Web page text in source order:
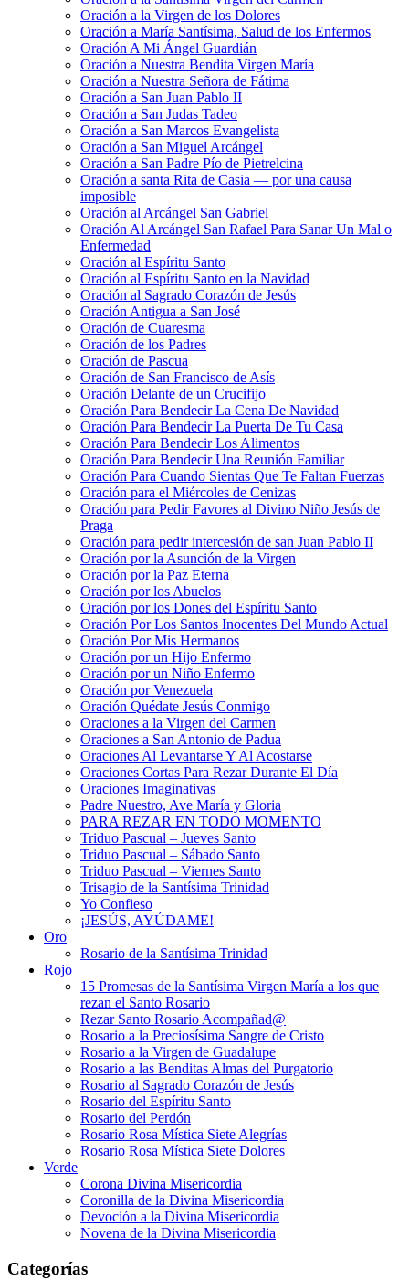
Oración a la Virgen de los Dolores
Oración a María Santísima, Salud de los Enfermos
Oración A Mi Ángel Guardián
Oración a Nuestra Bendita Virgen María
Oración a Nuestra Señora de Fátima
Oración a San Juan Pablo II
Oración a San Judas Tadeo
Oración a San Marcos Evangelista
Oración a San Miguel Arcángel
Oración a San Padre Pío de Pietrelcina
Oración a santa Rita de Casia — por una causa
imposible
Oración al Arcángel San Gabriel
Oración Al Arcángel San Rafael Para Sanar Un Mal o
Enfermedad
Oración al Espíritu Santo
Oración al Espíritu Santo en la Navidad
Oración al Sagrado Corazón de Jesús
Oración Antigua a San José
Oración de Cuaresma
Oración de los Padres
Oración de Pascua
Oración de San Francisco de Asís
Oración Delante de un Crucifijo
Oración Para Bendecir La Cena De Navidad
Oración Para Bendecir La Puerta De Tu Casa
Oración Para Bendecir Los Alimentos
Oración Para Bendecir Una Reunión Familiar
Oración Para Cuando Sientas Que Te Faltan Fuerzas
Oración para el Miércoles de Cenizas
Oración para Pedir Favores al Divino Niño Jesús de
Praga
Oración para pedir intercesión de san Juan Pablo II
Oración por la Asunción de la Virgen
Oración por la Paz Eterna
Oración por los Abuelos
Oración por los Dones del Espíritu Santo
Oración Por Los Santos Inocentes Del Mundo Actual
Oración Por Mis Hermanos
Oración por un Hijo Enfermo
Oración por un Niño Enfermo
Oración por Venezuela
Oración Quédate Jesús Conmigo
Oraciones a la Virgen del Carmen
Oraciones a San Antonio de Padua
Oraciones Al Levantarse Y Al Acostarse
Oraciones Cortas Para Rezar Durante El Día
Oraciones Imaginativas
Padre Nuestro, Ave María y Gloria
PARA REZAR EN TODO MOMENTO
Triduo Pascual – Jueves Santo
Triduo Pascual – Sábado Santo
Triduo Pascual – Viernes Santo
Trisagio de la Santísima Trinidad
Yo Confieso
¡JESÚS, AYÚDAME!
Oro
Rosario de la Santísima Trinidad
Rojo
15 Promesas de la Santísima Virgen María a los que
rezan el Santo Rosario
Rezar Santo Rosario Acompañad@
Rosario a la Preciosísima Sangre de Cristo
Rosario a la Virgen de Guadalupe
Rosario a las Benditas Almas del Purgatorio
Rosario al Sagrado Corazón de Jesús
Rosario del Espíritu Santo
Rosario del Perdón
Rosario Rosa Mística Siete Alegrías
Rosario Rosa Mística Siete Dolores
Verde
Corona Divina Misericordia
Coronilla de la Divina Misericordia
Devoción a la Divina Misericordia
Novena de la Divina Misericordia
Categorías